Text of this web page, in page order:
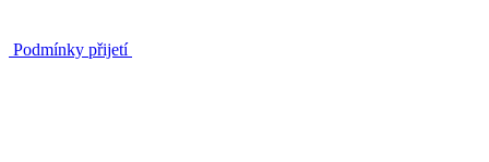
Podmínky přijetí